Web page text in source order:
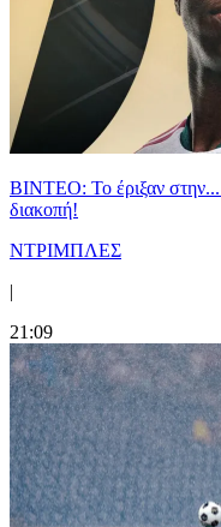
ΒΙΝΤΕΟ: Το έριξαν
διακοπή!
ΝΤΡΙΜΠΛΕΣ
|
21:09